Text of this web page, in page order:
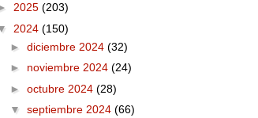
2025 (203)
2024 (150)
► diciembre 2024 (32)
► noviembre 2024 (24)
► octubre 2024 (28)
▼ septiembre 2024 (66)